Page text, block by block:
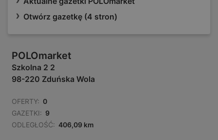
Otwórz gazetkę (4 stron)
POLOmarket
Szkolna 2 2
98-220 Zduńska Wola
OFERTY: 0
GAZETKI: 9
ODLEGŁOŚĆ: 406,09 km